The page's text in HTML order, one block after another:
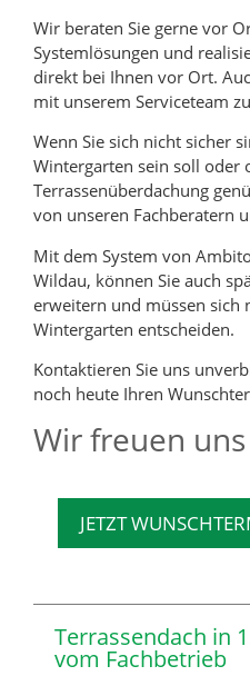
Wir beraten Sie gerne vor
Systemlösungen und
direkt bei Ihnen vor Ort.
mit unserem Serviceteam
Wenn Sie sich nicht sicher
Wintergarten sein soll oder
Terrassenüberdachung
von unseren Fachberatern
Mit dem System von
Wildau, können Sie auch
erweitern und müssen sich
Wintergarten entscheiden.
Kontaktieren Sie uns
noch heute Ihren
Wir freuen
JETZT
Terrassendach in
vom Fachbetrieb